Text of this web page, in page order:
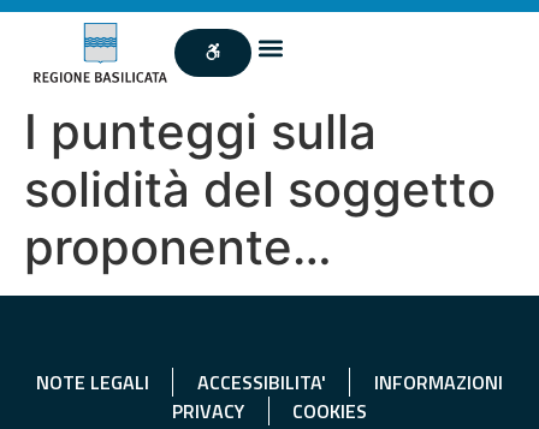
I punteggi sulla
solidità del soggetto
proponente…
NOTE LEGALI ACCESSIBILITA'
INFORMAZIONI
PRIVACY
COOKIES